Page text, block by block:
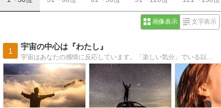
画像表示 文字表示
1
宇宙の中心は『わたし』